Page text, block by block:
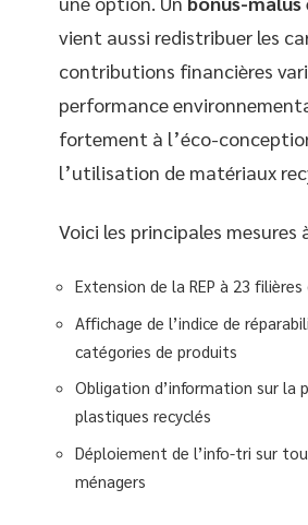
vient aussi redistribuer les
contributions financières
performance
fortement à l’éco-
l’utilisation de matériaux
Voici les principales mesures
Extension de la REP à 23 filières
Affichage de l’indice de
catégories de produits
Obligation d’information sur la
plastiques recyclés
Déploiement de l’info-tri sur
ménagers